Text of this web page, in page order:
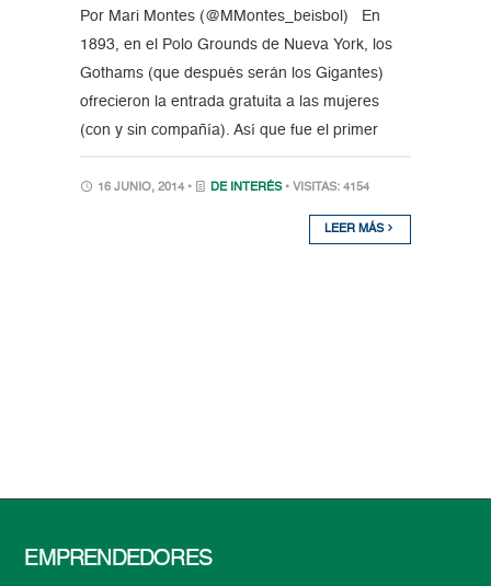
Por Mari Montes (@MMontes_beisbol) En
1893, en el Polo Grounds de Nueva York, los
Gothams (que después serán los Gigantes)
ofrecieron la entrada gratuita a las mujeres
(con y sin compañía). Así que fue el primer
16 JUNIO, 2014 • DE INTERÉS • VISITAS: 4154
LEER MÁS
EMPRENDEDORES